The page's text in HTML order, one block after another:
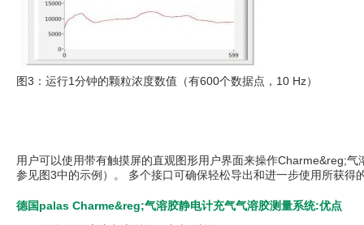
图3：运行1分钟的颗粒浓度数值（有600个数据点，10 Hz）
用户可以使用带有触摸屏的直观图形用户界面来操作Charme&reg;
参见图3中的示例）。 多个接口可确保轻松导出和进一步使用所获得
德国palas Charme&reg;气溶胶静电计充气气溶胶测量系统:优点